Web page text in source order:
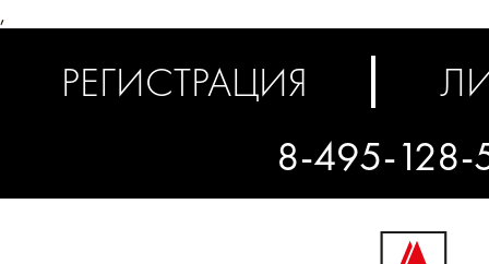
,
РЕГИСТРАЦИЯ
8-495-128-